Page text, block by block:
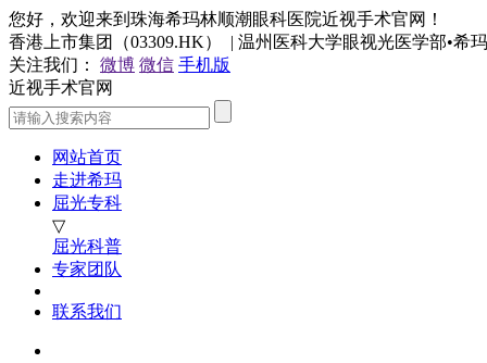
您好，欢迎来到珠海希玛林顺潮眼科医院近视手术官网！
香港上市集团（03309.HK） | 温州医科大学眼视光医学部•希
关注我们：
微博 微信 手机版
近视手术官网
网站首页
走进希玛
屈光专科
▽
屈光科普
专家团队
联系我们